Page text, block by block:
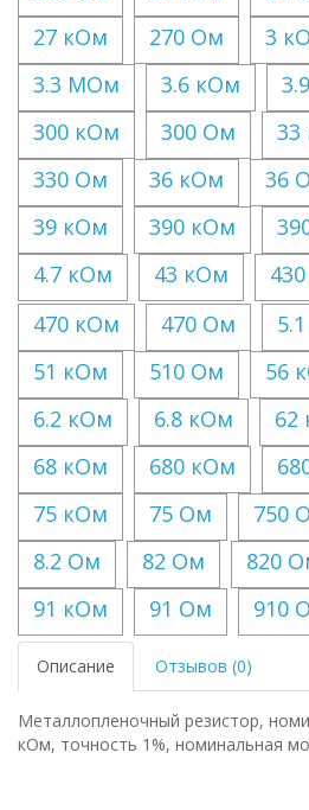
27 кОм
270 Ом 3
3.3 МОм
3.6 кОм
300 кОм
300 Ом 33
330 Ом
36 кОм 36
39 кОм
390 кОм
4.7 кОм
43 кОм
470 кОм
470 Ом
51 кОм
510 Ом 56
6.2 кОм
6.8 кОм 62
68 кОм
680 кОм
75 кОм
75 Ом 750
8.2 Ом
82 Ом 820
91 кОм
91 Ом 910
Описание Отзывов (0)
Металлопленочный резистор,
кОм, точность 1%, номинальная